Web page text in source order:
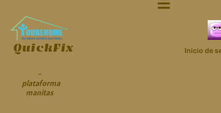
-
plataforma
manitas
QuickFix Inicio de